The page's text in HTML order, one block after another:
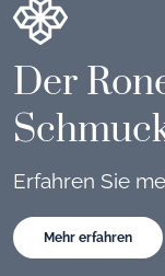
Der
Erfahren Sie
Mehr erfahren